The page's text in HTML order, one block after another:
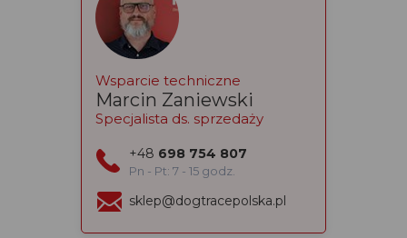
Wsparcie techniczne
Marcin Zaniewski
Specjalista ds. sprzedaży
+48 698 754 807
Pn - Pt: 7 - 15 godz.
sklep@dogtracepolska.pl